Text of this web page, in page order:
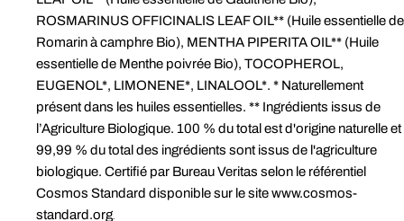
ROSMARINUS OFFICINALIS LEAF OIL** (Huile essentielle de
Romarin à camphre Bio), MENTHA PIPERITA OIL** (Huile
essentielle de Menthe poivrée Bio), TOCOPHEROL,
EUGENOL*, LIMONENE*, LINALOOL*. * Naturellement
présent dans les huiles essentielles. ** Ingrédients issus de
l’Agriculture Biologique. 100 % du total est d'origine naturelle et
99,99 % du total des ingrédients sont issus de l'agriculture
biologique. Certifié par Bureau Veritas selon le référentiel
Cosmos Standard disponible sur le site www.cosmos-
standard.org.